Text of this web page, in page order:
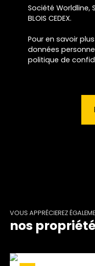
Société Worldline,
BLOIS CEDEX.
Pour en savoir
données
politique de
VOUS APPRÉCIEREZ
nos